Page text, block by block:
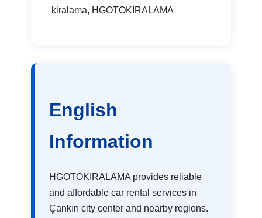
kiralama, HGOTOKIRALAMA
English
Information
HGOTOKIRALAMA provides reliable
and affordable car rental services in
Çankırı city center and nearby regions.